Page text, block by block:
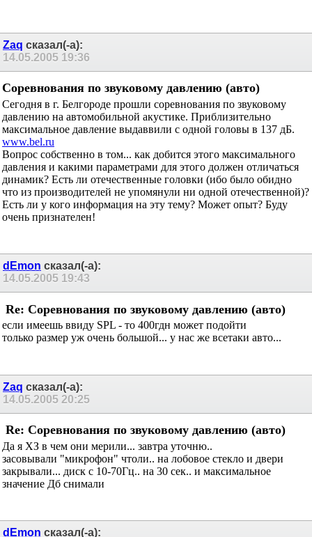
Zaq сказал(-а):
14.05.2005 19:36
Соревнования по звуковому давлению (авто)
Cегодня в г. Белгороде прошли соревнования по звуковому
давлению на автомобильной акустике. Приблизительно
максимальное давление выдаввили с одной головы в 137 дБ.
www.bel.ru
Вопрос собственно в том... как добится этого максимального
давления и какими параметрами для этого должен отличаться
динамик? Есть ли отечественные головки (ибо было обидно
что из производителей не упомянули ни одной отечественной)?
Есть ли у кого информация на эту тему? Может опыт? Буду
очень признателен!
dEmon сказал(-а):
14.05.2005 19:43
Re: Соревнования по звуковому давлению (авто)
если имеешь ввиду SPL - то 400гдн может подойти
только размер уж очень большой... у нас же всетаки авто...
Zaq сказал(-а):
14.05.2005 20:25
Re: Соревнования по звуковому давлению (авто)
Да я ХЗ в чем они мерили... завтра уточню..
засовывали "микрофон" чтоли.. на лобовое стекло и двери
закрывали... диск с 10-70Гц.. на 30 сек.. и максимальное
значение Дб снимали
dEmon сказал(-а):